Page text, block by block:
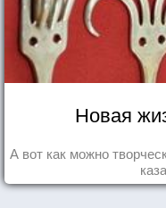
Новая
А вот как можно